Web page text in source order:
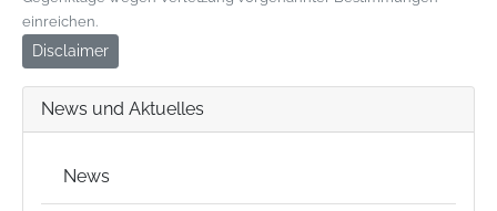
einreichen.
Disclaimer
News und Aktuelles
News